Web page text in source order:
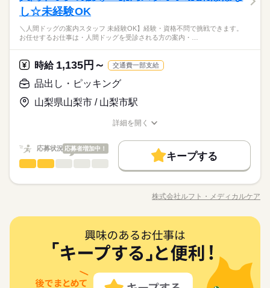
所属先（会社カレンダー･シフトによる）
続きを読む
休日・休暇
所属先（会社カレンダー･シフトによる）
お仕事の特徴
基本特徴
未経験OK
40代活躍
募集条件
交通費
就業時間・曜日
社会保険制度
週払い
バイク自転車
車OK
・長期就業を希望する方
【給与備考】 定時：1200円×7.75h×20日＝18.6万円 残業：1500
円×20h＝3万円 交通費：最大2万円支給（規定有） 合計：20万
期間・時間 長期
08：30～17：30
土日祝（会社カレンダーによる）
詳しい募集要項をすべて見る
応募する
造・事務・物流・ピッキングetc多数ありますのでお気兼ねなく
ご応募下さい！
40代活躍 募集条件
土日祝休 働き方・環境
社会保険制度 週払い 禁煙・分煙
バイク自転車
ますが、 女性も多く活躍しています☆ ※職場見学時により詳し
くご説明します！！
続きを読む
応募資格
・長期就業を希望する方
時給 1,200円～1,500円
【給与備考】 定時：1200円×7.75h×20日＝18.6万円 残業：1500
円×20h＝3万円 交通費：最大2万円支給（規定有） 合計：20万
円以上可能
続きを読む
08：30～17：30（休憩75分）
休日・休暇 土曜 日曜 祝日
応募する
し☆未経験OK
＼人間ドッグの案内スタッフ 未経験OK】経験・資格不問で挑戦できます。
お任せするお仕事は・人間ドッグを受診される方の案内・…
時給 1,135円～ 交通費一部支給
品出し・ピッキング
山梨県山梨市 / 山梨市駅
医療・介護・福祉関連
安心な先輩スタッフからの丁寧なサポート・アドバイス有
基本特徴
品出し・ピッキング
で挑戦できます。 お任せするお仕事は ・人間ドッグを受診され
る方の案内・誘導 ・書類の受け取り になります。 医療機関（病
不問 ■未経験＆無資格OK こんな方はぜひ！ □医療・看護分野の
お仕事に興味がある方 □子育てが落ち着いてお仕事復帰を考えて
詳細を開く
応募状況 応募者増加中！
キープする
職種/応募資格 給与/時間/休日
医療・介護・福祉関連
品出し・ピッキング
＼人間ドッグの案内スタッフ／ 【未経験OK】 経験・資格不問
で挑戦できます。 お任せするお仕事は ・人間ドッグを受診され
る方の案内・誘導 ・書類の受け取り になります。 医療機関（病
院や医療センター）での勤務経験の無い方も活躍中の職場にな
株式会社ルフト・メディカルケア